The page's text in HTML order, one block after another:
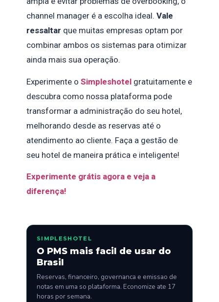
channel manager é a escolha ideal. Vale
ressaltar que muitas empresas optam por
combinar ambos os sistemas para otimizar
ainda mais sua operação.
Experimente o Simpleshotel gratuitamente e
descubra como nossa plataforma pode
transformar a administração do seu hotel,
melhorando desde as reservas até o
atendimento ao cliente. Faça a gestão de
seu hotel de maneira prática e inteligente!
Experimente grátis agora e veja a
diferença!
SIMPLESHOTEL
O PMS mais facil de usar do
Brasil
Reservas, financeiro, governanca e emissao de
notas em uma so plataforma. Economize ate 17
horas por semana.